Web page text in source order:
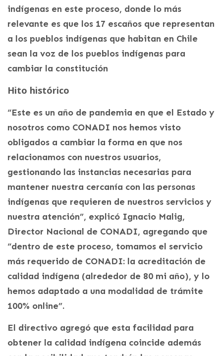
indígenas en este proceso, donde lo más
relevante es que los 17 escaños que representan
a los pueblos indígenas que habitan en Chile
sean la voz de los pueblos indígenas para
cambiar la constitución
Hito histórico
“Este es un año de pandemia en que el Estado y
nosotros como CONADI nos hemos visto
obligados a cambiar la forma en que nos
relacionamos con nuestros usuarios,
gestionando las instancias necesarias para
mantener nuestra cercanía con las personas
indígenas que requieren de nuestros servicios y
nuestra atención”, explicó Ignacio Malig,
Director Nacional de CONADI, agregando que
“dentro de este proceso, tomamos el servicio
más requerido de CONADI: la acreditación de
calidad indígena (alrededor de 80 mi año), y lo
hemos adaptado a una modalidad de trámite
100% online”.
El directivo agregó que esta facilidad para
obtener la calidad indígena coincide además